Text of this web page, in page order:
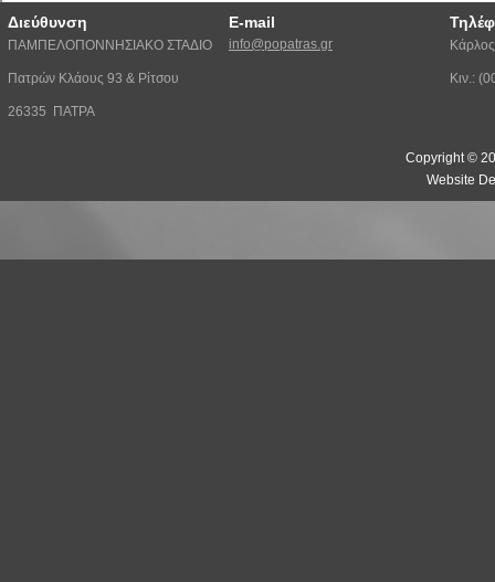
Διεύθυνση E-mail
ΠΑΜΠΕΛΟΠΟΝΝΗΣΙΑΚΟ ΣΤΑΔΙΟ
Πατρών Κλάους 93 & Ρίτσου
26335 ΠΑΤΡΑ
info@popatras.gr
Κιν.:
Copyright ©
Website